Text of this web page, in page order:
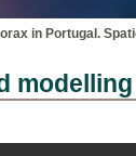
in Portugal.